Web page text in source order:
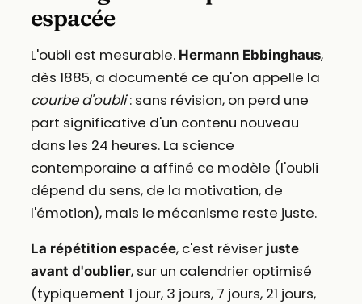
espacée
L'oubli est mesurable. Hermann Ebbinghaus,
dès 1885, a documenté ce qu'on appelle la
courbe d'oubli: sans révision, on perd une
part significative d'un contenu nouveau
dans les 24 heures. La science
contemporaine a affiné ce modèle (l'oubli
dépend du sens, de la motivation, de
l'émotion), mais le mécanisme reste juste.
La répétition espacée, c'est réviser juste
avant d'oublier, sur un calendrier optimisé
(typiquement 1 jour, 3 jours, 7 jours, 21 jours,